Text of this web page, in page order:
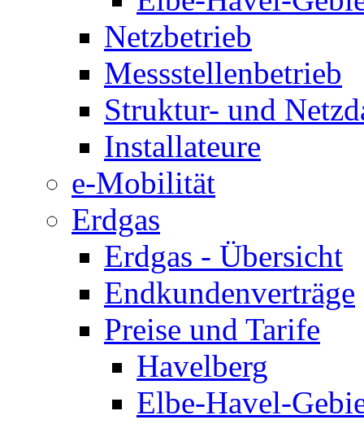
Netzbetrieb
Messstellenbetrieb
Struktur- und
Installateure
e-Mobilität
Erdgas
Erdgas - Übersicht
Endkundenverträge
Preise und Tarife
Havelberg
Elbe-Havel-